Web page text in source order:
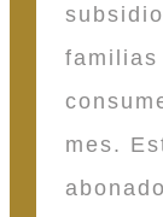
familias
mes.